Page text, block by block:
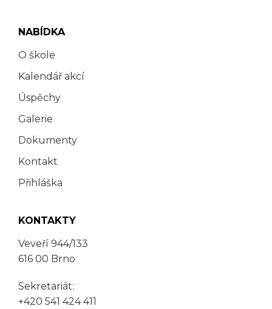
NABÍDKA
O škole
Kalendář akcí
Úspěchy
Galerie
Dokumenty
Kontakt
Přihláška
KONTAKTY
Veveří 944/133
616 00 Brno
Sekretariát:
+420 541 424 411